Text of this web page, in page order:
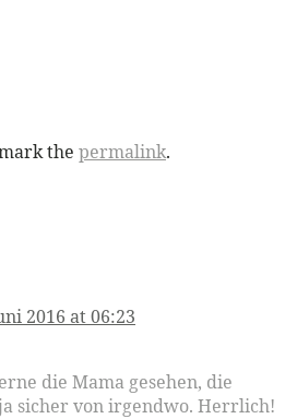
the permalink.
2016 at 06:23
die Mama gesehen, die
sicher von irgendwo. Herrlich!